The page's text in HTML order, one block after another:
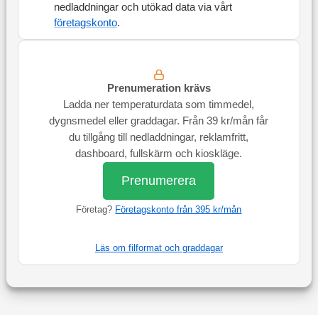
nedladdningar och utökad data via vårt
företagskonto.
Prenumeration krävs
Ladda ner temperaturdata som timmedel,
dygnsmedel eller graddagar. Från 39 kr/mån får
du tillgång till nedladdningar, reklamfritt,
dashboard, fullskärm och kioskläge.
Prenumerera
Företag? Företagskonto från 395 kr/mån
Läs om filformat och graddagar